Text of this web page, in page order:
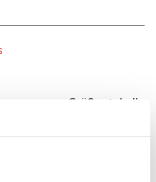
Größentabelle